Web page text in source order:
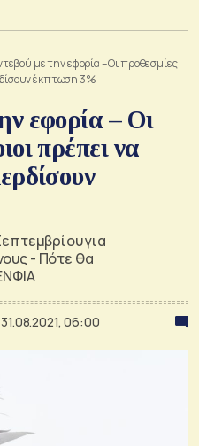
με την εφορία – Οι προθεσμίες
έκπτωση 3%
εφορία – Οι
πρέπει να
για
- Πότε θα
31.08.2021, 06:00